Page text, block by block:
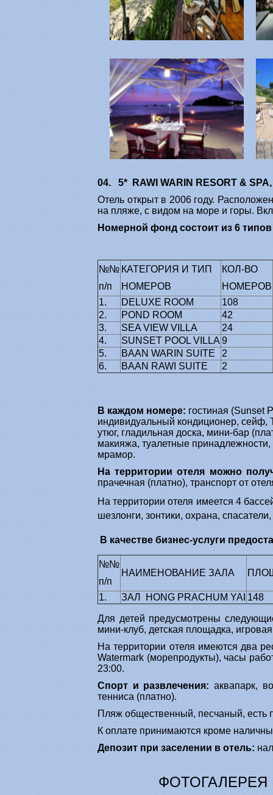
04. 5* RAWI WARIN RESORT &
Отель открыт в 2006 году.
на пляже, с видом на море и горы.
Номерной фонд состоит из 6
№№
п/п
КАТЕГОРИЯ И ТИП
НОМЕРОВ
КОЛ-ВО
НОМЕРОВ
1.
DELUXE ROOM
108
2.
POND ROOM
42
3.
SEA VIEW VILLA
24
4.
SUNSET POOL VILLA9
5.
BAAN WARIN SUITE
2
6.
BAAN RAWI SUITE 2
В каждом номере: гостиная (Sunset
индивидуальный кондиционер, сейф,
утюг, гладильная доска, мини-бар
макияжа, туалетные
мрамор.
На территории отеля можно
прачечная (платно), транспорт от
На территории отеля имеется 4
шезлонги, зонтики, охрана,
В качестве бизнес-услуги
№№
п/п
НАИМЕНОВАНИЕ ЗАЛА
1. ЗАЛ HONG PRACHUM YAI 148
Для детей предусмотрены
мини-клуб, детская площадка,
На территории отеля имеются два
Watermark (морепродукты), часы
23:00.
Спорт и развлечения: аквапарк,
тенниса (платно).
Пляж общественный, песчаный, есть
К оплате принимаются кроме
Депозит при заселении в отель:
ФОТОГАЛЕРЕЯ